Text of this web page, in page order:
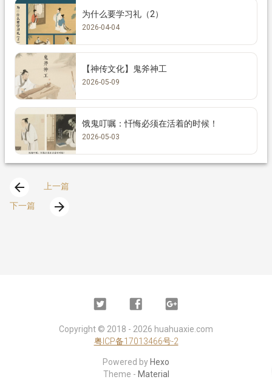
为什么要学习礼（2）
2026-04-04
【神传文化】鬼斧神工
2026-05-09
饿鬼叮嘱：忏悔必须在活着的时候！
2026-05-03
arrow_back
上一篇
下一篇
arrow_forward
Twitter FacebookGoogle
Copyright © 2018 - 2026 huahuaxie.com
粤ICP备17013466号-2
Powered by Hexo
Theme - Material